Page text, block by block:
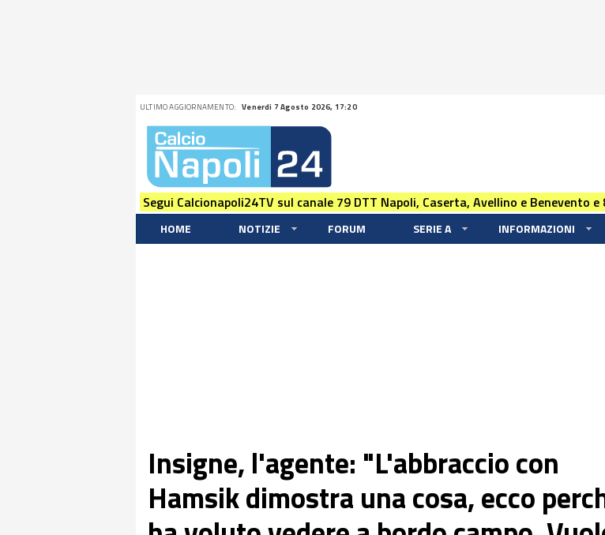
ULTIMO AGGIORNAMENTO: Venerdi 7 Agosto 2026, 17:20
Segui Calcionapoli24TV sul canale 79 DTT Napoli, Caserta, Avellino e Benevento e
HOME NOTIZIE FORUM SERIE A INFORMAZIONI
Insigne, l'agente: "L'abbraccio con
Hamsik dimostra una cosa, ecco